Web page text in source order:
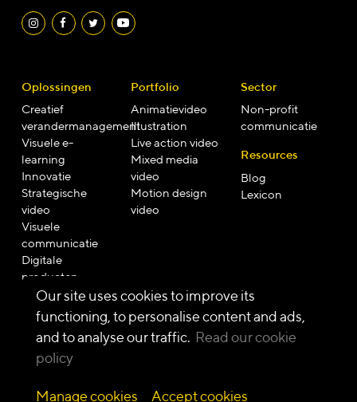
Our site uses cookies to improve its
functioning, to personalise content and ads,
and to analyse our traffic. Read our cookie
policy
Manage cookies Accept cookies
Email
Oplossingen
Creatief
verandermanagement
Visuele e-
learning
Innovatie
Strategische
video
Visuele
communicatie
Digitale
producten
Onvergetelijke
evenementen
Portfolio
Animatievideo
Illustration
Live action video
Mixed media
video
Motion design
video
Sector
Non-profit
communicatie
Resources
Blog
Lexicon
Algemene Verkoopvoorwaarden
© 2026 — Cartoonbase S.A. alle rechten voorbehouden